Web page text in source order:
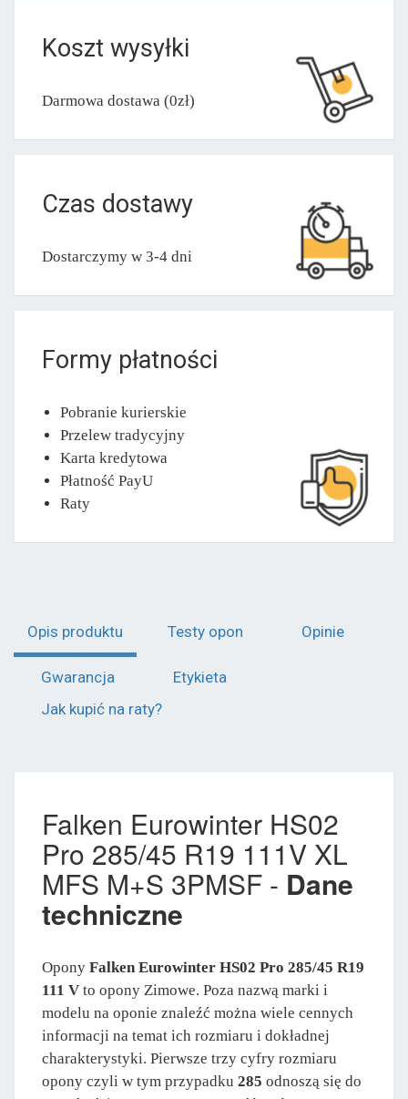
Koszt wysyłki
Darmowa dostawa (0zł)
Czas dostawy
Dostarczymy w 3-4 dni
Formy płatności
Pobranie kurierskie
Przelew tradycyjny
Karta kredytowa
Płatność PayU
Raty
Opis produktu Testy opon Opinie
Gwarancja
Etykieta
Jak kupić na raty?
Falken Eurowinter HS02
Pro 285/45 R19 111V XL
MFS M+S 3PMSF - Dane
techniczne
Opony Falken Eurowinter HS02 Pro 285/45 R19
111 V to opony Zimowe. Poza nazwą marki i
modelu na oponie znaleźć można wiele cennych
informacji na temat ich rozmiaru i dokładnej
charakterystyki. Pierwsze trzy cyfry rozmiaru
opony czyli w tym przypadku 285 odnoszą się do